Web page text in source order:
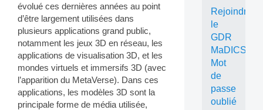
évolué ces dernières années au point
d’être largement utilisées dans
plusieurs applications grand public,
notamment les jeux 3D en réseau, les
applications de visualisation 3D, et les
mondes virtuels et immersifs 3D (avec
l’apparition du MetaVerse). Dans ces
applications, les modèles 3D sont la
principale forme de média utilisée,
Rejoindre
le
GDR
MaDICS
Mot
de
passe
oublié